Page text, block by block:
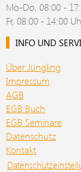
Mo-Do, 08:00 -
Fr, 08:00 - 14:00
INFO UND
Über Jüngling
Impressum
AGB
EGB Buch
EGB Seminare
Datenschutz
Kontakt